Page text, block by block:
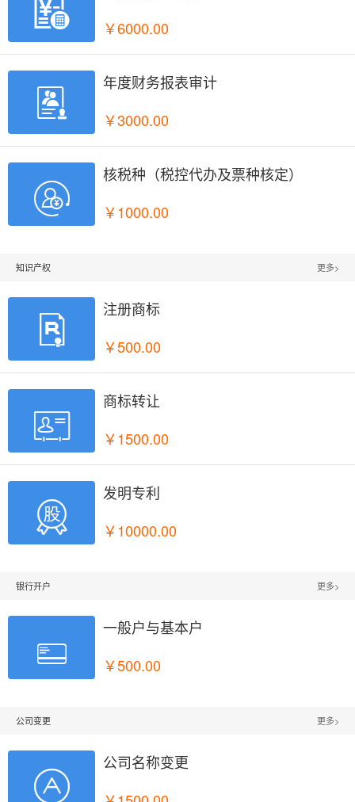

￥6000.00

年度财务报表审计
￥3000.00

核税种（税控代办及票种核定）
￥1000.00
知识产权 更多>

注册商标
￥500.00

商标转让
￥1500.00

发明专利
￥10000.00
银行开户 更多>

一般户与基本户
￥500.00
公司变更 更多>

公司名称变更